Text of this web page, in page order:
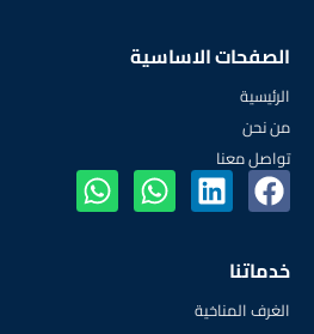
الصفحات الاساسية
الرئيسية
من نحن
تواصل معنا
خدماتنا
الغرف المناخية